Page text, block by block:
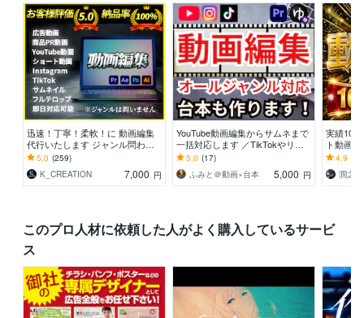
迅速！丁寧！柔軟！に 動画編集
代行いたします ジャンル問わ
ず、そのイメージを完全動画化！
5.0 (259)
K_CREATION
7,000 円
YouTube動画編集からサムネまで
一括対応します ／TikTokやリー
ルも対応！企画から編集まで徹底
サポート！
5.0 (17)
ふみと＠動画×台本
5,000 円
実績
ト動画
rts・
4.9
潤之介
このプロ人材に依頼した人がよく購入しているサービ
ス